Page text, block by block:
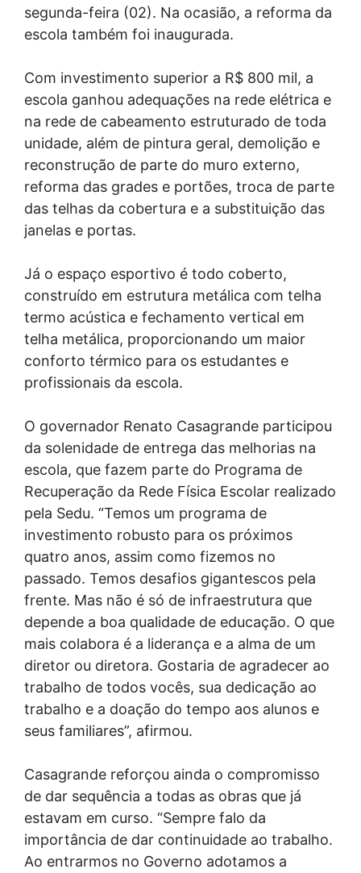
segunda-feira (02). Na ocasião, a reforma da
escola também foi inaugurada.
Com investimento superior a R$ 800 mil, a
escola ganhou adequações na rede elétrica e
na rede de cabeamento estruturado de toda
unidade, além de pintura geral, demolição e
reconstrução de parte do muro externo,
reforma das grades e portões, troca de parte
das telhas da cobertura e a substituição das
janelas e portas.
Já o espaço esportivo é todo coberto,
construído em estrutura metálica com telha
termo acústica e fechamento vertical em
telha metálica, proporcionando um maior
conforto térmico para os estudantes e
profissionais da escola.
O governador Renato Casagrande participou
da solenidade de entrega das melhorias na
escola, que fazem parte do Programa de
Recuperação da Rede Física Escolar realizado
pela Sedu. “Temos um programa de
investimento robusto para os próximos
quatro anos, assim como fizemos no
passado. Temos desafios gigantescos pela
frente. Mas não é só de infraestrutura que
depende a boa qualidade de educação. O que
mais colabora é a liderança e a alma de um
diretor ou diretora. Gostaria de agradecer ao
trabalho de todos vocês, sua dedicação ao
trabalho e a doação do tempo aos alunos e
seus familiares”, afirmou.
Casagrande reforçou ainda o compromisso
de dar sequência a todas as obras que já
estavam em curso. “Sempre falo da
importância de dar continuidade ao trabalho.
Ao entrarmos no Governo adotamos a